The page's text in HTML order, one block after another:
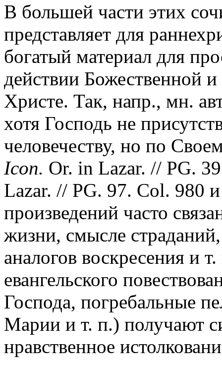
В большей части этих
представляет для
богатый материал для
действии Божественной
Христе. Так, напр., мн.
хотя Господь не
человечеству, но по
Icon. Or. in Lazar. // PG.
Lazar. // PG. 97. Col. 980
произведений часто
жизни, смысле
аналогов воскресения и
евангельского
Господа, погребальные
Марии и т. п.) получают
нравственное